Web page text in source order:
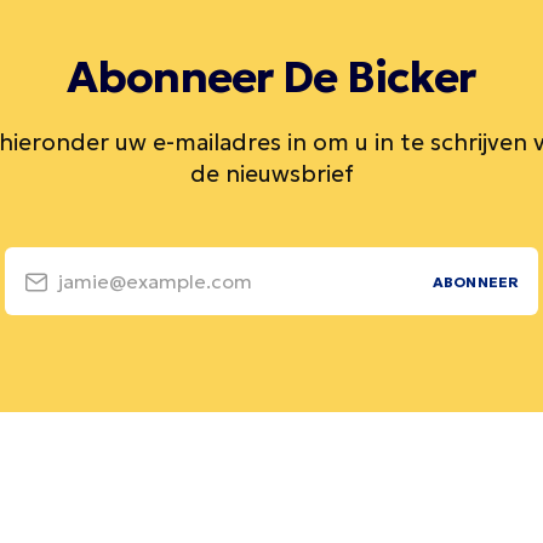
Abonneer De Bicker
uw e-mailadres in om u in te schrijven
de nieuwsbrief
jamie@example.com ABONNEER